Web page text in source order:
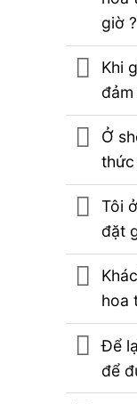
giờ ?
Khi
Ở
thức
Tôi
đặt
hoa
Để
để